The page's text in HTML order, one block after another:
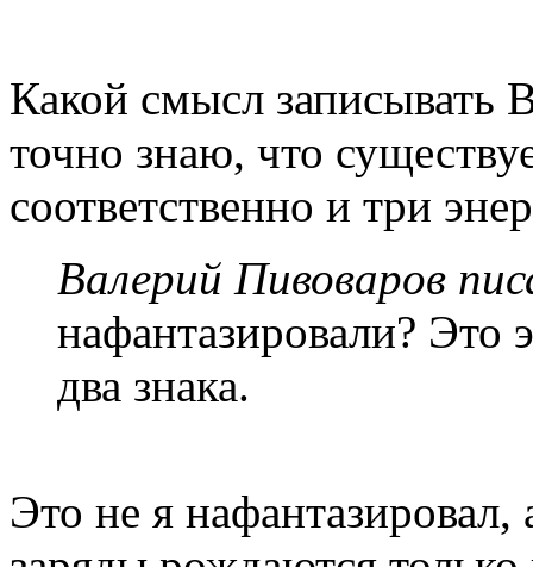
Какой смысл записывать
точно знаю, что
соответственно и три
Валерий Пивоваров
нафантазировали? Это
два знака.
Это не я